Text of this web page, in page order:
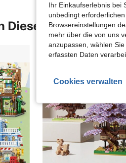
Diese Artikel Auch
Ihr Einkaufserlebnis bei
unbedingt
Browsereinstellungen
mehr über die von uns
anzupassen, wählen
erfassten Daten
Cookies verwalten